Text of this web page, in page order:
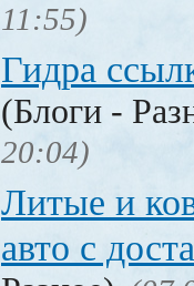
11:55)
Гидра
(Блоги -
20:04)
Литые и
авто с